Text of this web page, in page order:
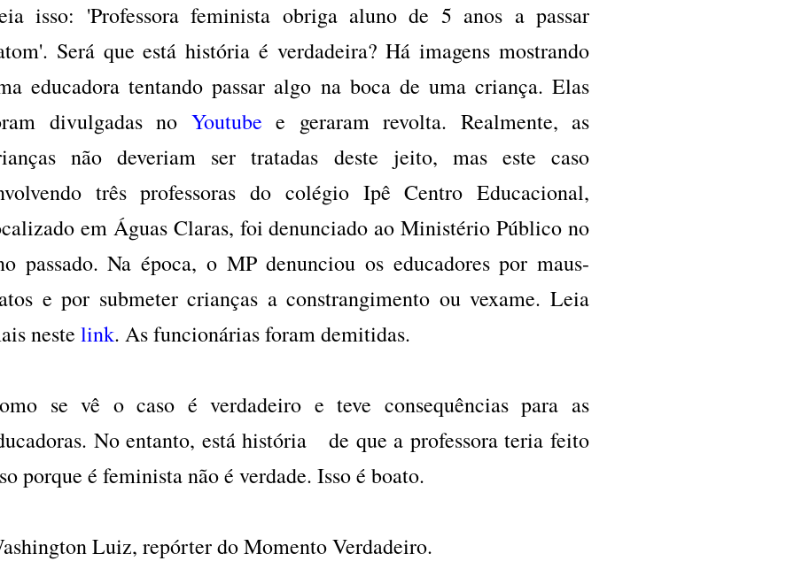
isso: 'Professora feminista obriga aluno de 5 anos a passar
Será que está história é verdadeira? Há imagens mostrando
educadora tentando passar algo na boca de uma criança. Elas
divulgadas no Youtube e geraram revolta. Realmente, as
não deveriam ser tratadas deste jeito, mas este caso
três professoras do colégio Ipê Centro Educacional,
em Águas Claras, foi denunciado ao Ministério Público no
passado. Na época, o MP denunciou os educadores por maus-
e por submeter crianças a constrangimento ou vexame. Leia
neste link. As funcionárias foram demitidas.
se vê o caso é verdadeiro e teve consequências para as
No entanto, está história de que a professora teria feito
porque é feminista não é verdade. Isso é boato.
Luiz, repórter do Momento Verdadeiro.